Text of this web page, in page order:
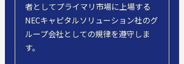
者としてプライマリ市場に上場する
NECキャピタルソリューション社のグ
ループ会社としての規律を遵守しま
す。